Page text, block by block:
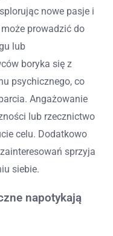
nowe pasje i
prowadzić do
lub
boryka się z
psychicznego, co
Angażowanie
lub rzecznictwo
celu. Dodatkowo
sprzyja
siebie.
napotykają